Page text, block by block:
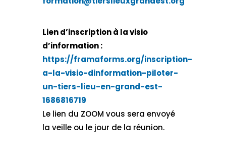
Lien d’inscription à la visio
d’information :
https://framaforms.org/inscription-
a-la-visio-dinformation-piloter-
un-tiers-lieu-en-grand-est-
1686816719
Le lien du ZOOM vous sera envoyé
la veille ou le jour de la réunion.